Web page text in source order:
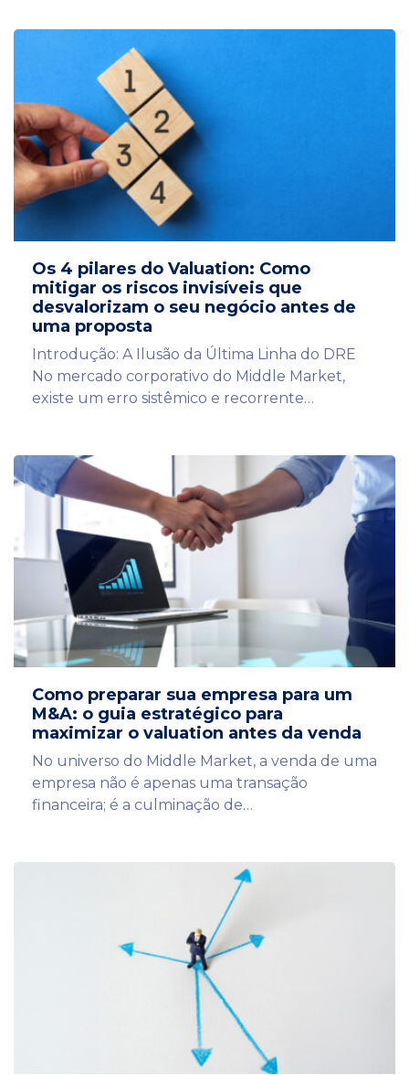
Os 4 pilares do Valuation: Como
mitigar os riscos invisíveis que
desvalorizam o seu negócio antes de
uma proposta
Introdução: A Ilusão da Última Linha do DRE
No mercado corporativo do Middle Market,
existe um erro sistêmico e recorrente…
Como preparar sua empresa para um
M&A: o guia estratégico para
maximizar o valuation antes da venda
No universo do Middle Market, a venda de uma
empresa não é apenas uma transação
financeira; é a culminação de…